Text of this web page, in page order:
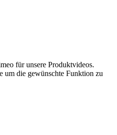
für unsere Produktvideos.
um die gewünschte Funktion zu